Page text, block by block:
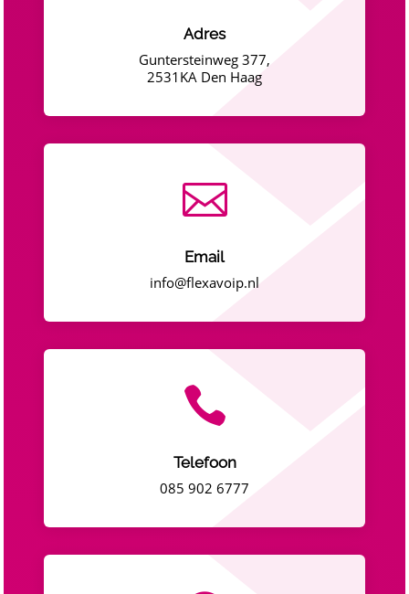
Adres
Guntersteinweg 377,
2531KA Den Haag

Email
info@flexavoip.nl

Telefoon
085 902 6777